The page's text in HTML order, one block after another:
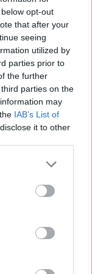
opt-out
that after your
seeing
utilized by
parties prior to
the further
parties on the
may
IAB’s List of
it to other
eszköz? a
tehessük
sport,
ha te